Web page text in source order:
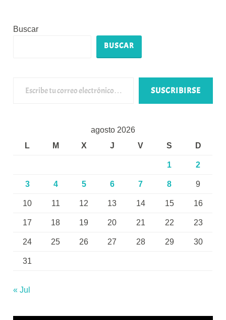
Buscar
BUSCAR
SUSCRIBIRSE
agosto 2026
L
M X J V S D
1 2
3 4 5 6 7 8 9
10 11 12 13 14 15 16
17 18 19 20 21 22 23
24 25 26 27 28 29 30
31
« Jul